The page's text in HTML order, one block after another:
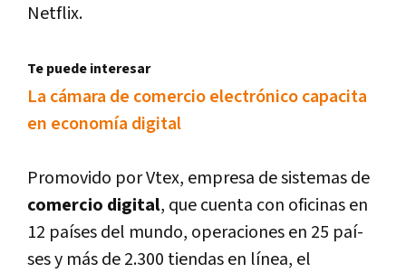
Netflix.
Te puede interesar
La cámara de comercio electrónico capacita
en economí­a digital
Promovido por Vtex, empresa de sistemas de
comercio digital, que cuenta con oficinas en
12 paí­ses del mundo, operaciones en 25 paí­
ses y más de 2.300 tiendas en lí­nea, el